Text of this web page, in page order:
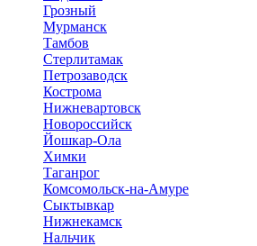
Грозный
Мурманск
Тамбов
Стерлитамак
Петрозаводск
Кострома
Нижневартовск
Новороссийск
Йошкар-Ола
Химки
Таганрог
Комсомольск-на-Амуре
Сыктывкар
Нижнекамск
Нальчик